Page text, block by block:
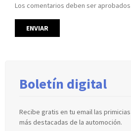
Los comentarios deben ser
Boletín digital
Recibe gratis en tu email las
más destacadas de la automoción.